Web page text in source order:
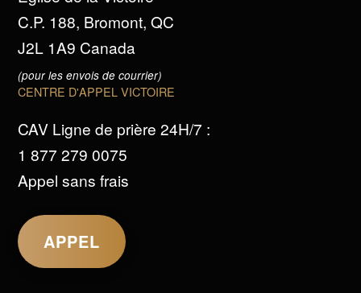
C.P. 188, Bromont, QC
J2L 1A9 Canada
(pour les envois de courrier)
CENTRE D'APPEL VICTOIRE
CAV Ligne de prière 24H/7 :
1 877 279 0075
Appel sans frais
APPEL